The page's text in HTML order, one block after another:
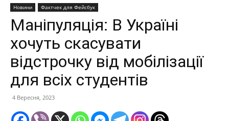
Новини Фактчек для Фейсбук
Маніпуляція: В Україні
хочуть скасувати
відстрочку від мобілізації
для всіх студентів
4 Вересня, 2023